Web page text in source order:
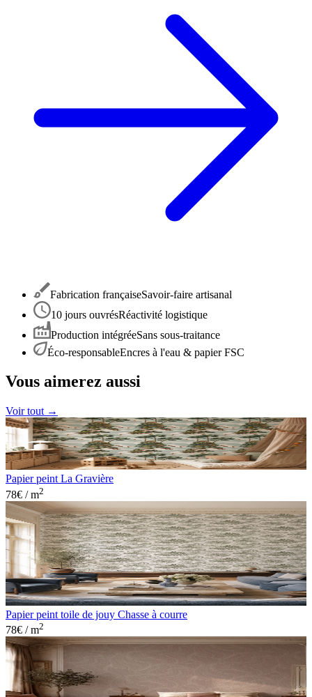
Fabrication françaiseSavoir-faire artisanal
10 jours ouvrésRéactivité logistique
Production intégréeSans sous-traitance
Éco-responsableEncres à l'eau & papier FSC
Vous aimerez aussi
Voir tout →
Papier peint La Gravière
78€ / m2
Papier peint toile de jouy Chasse à courre
78€ / m2